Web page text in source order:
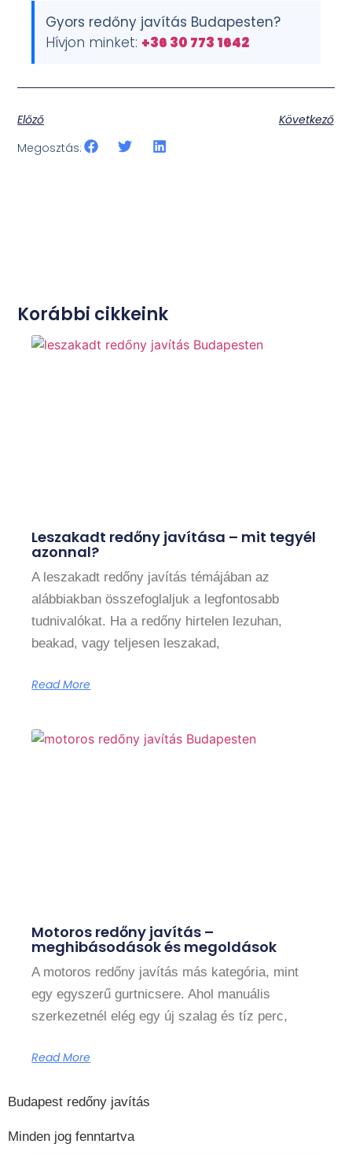
Gyors redőny javítás Budapesten?
Hívjon minket: +36 30 773 1642
Előző
Következő
Megosztás:
Korábbi cikkeink
Leszakadt redőny javítása – mit tegyél
azonnal?
A leszakadt redőny javítás témájában az
alábbiakban összefoglaljuk a legfontosabb
tudnivalókat. Ha a redőny hirtelen lezuhan,
beakad, vagy teljesen leszakad,
Read More
Motoros redőny javítás –
meghibásodások és megoldások
A motoros redőny javítás más kategória, mint
egy egyszerű gurtnicsere. Ahol manuális
szerkezetnél elég egy új szalag és tíz perc,
Read More
Budapest redőny javítás
Minden jog fenntartva